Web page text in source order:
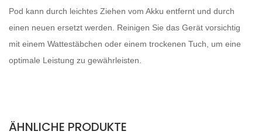
Pod kann durch leichtes Ziehen vom Akku entfernt und durch
einen neuen ersetzt werden. Reinigen Sie das Gerät vorsichtig
mit einem Wattestäbchen oder einem trockenen Tuch, um eine
optimale Leistung zu gewährleisten.
ÄHNLICHE PRODUKTE